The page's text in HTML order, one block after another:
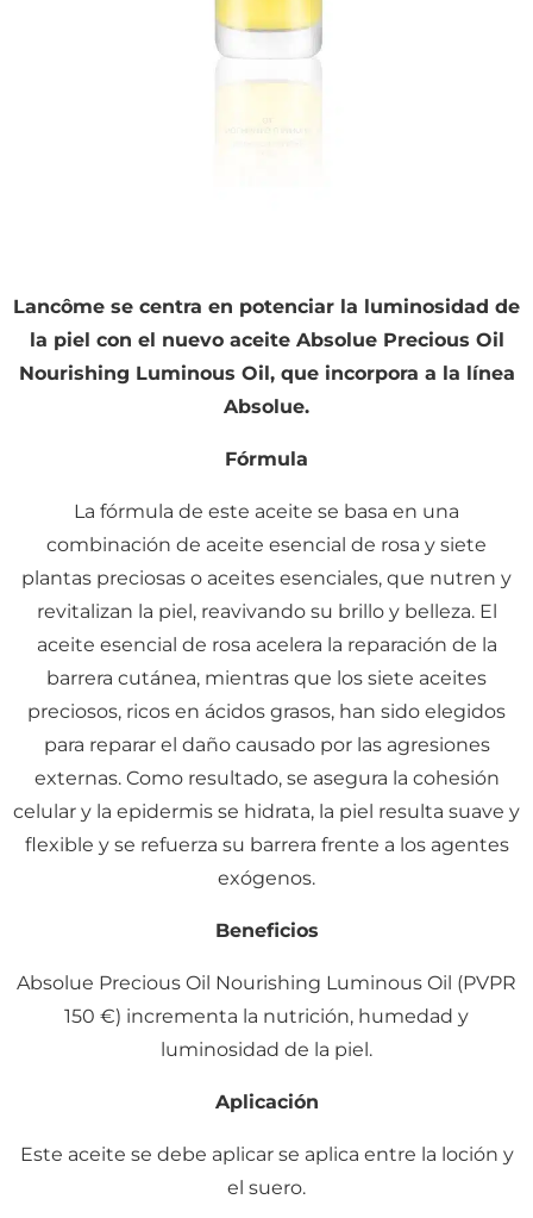
Lancôme se centra en potenciar la luminosidad de
la piel con el nuevo aceite Absolue Precious Oil
Nourishing Luminous Oil, que incorpora a la línea
Absolue.
Fórmula
La fórmula de este aceite se basa en una
combinación de aceite esencial de rosa y siete
plantas preciosas o aceites esenciales, que nutren y
revitalizan la piel, reavivando su brillo y belleza. El
aceite esencial de rosa acelera la reparación de la
barrera cutánea, mientras que los siete aceites
preciosos, ricos en ácidos grasos, han sido elegidos
para reparar el daño causado por las agresiones
externas. Como resultado, se asegura la cohesión
celular y la epidermis se hidrata, la piel resulta suave y
flexible y se refuerza su barrera frente a los agentes
exógenos.
Beneficios
Absolue Precious Oil Nourishing Luminous Oil (PVPR
150 €) incrementa la nutrición, humedad y
luminosidad de la piel.
Aplicación
Este aceite se debe aplicar se aplica entre la loción y
el suero.